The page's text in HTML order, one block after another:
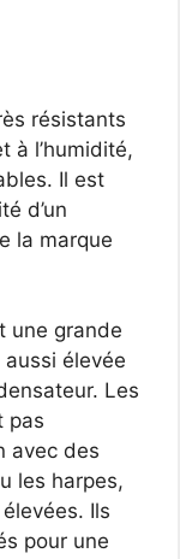
résistants
à l’humidité,
Il est
d’un
la marque
une grande
élevée
Les
pas
avec des
les harpes,
Ils
pour une